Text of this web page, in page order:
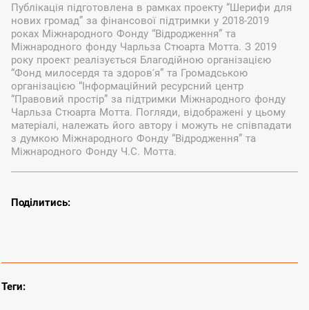
Публікація підготовлена в рамках проекту “Шерифи для
нових громад” за фінансової підтримки у 2018-2019
роках Міжнародного Фонду “Відродження” та
Міжнародного фонду Чарльза Стюарта Мотта. З 2019
року проект реалізується Благодійною організацією
“Фонд милосердя та здоров'я” та Громадською
організацією “Інформаційний ресурсний центр
“Правовий простір” за підтримки Міжнародного фонду
Чарльза Стюарта Мотта. Погляди, відображені у цьому
матеріалі, належать його автору і можуть не співпадати
з думкою Міжнародного Фонду “Відродження” та
Міжнародного Фонду Ч.С. Мотта.
Теги: